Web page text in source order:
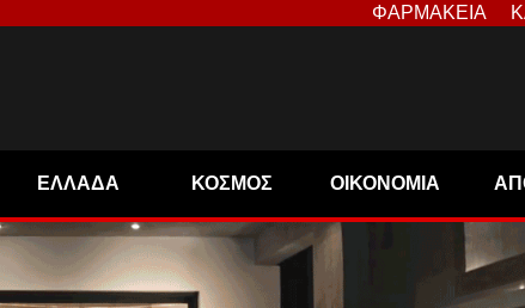
ΦΑΡΜΑΚΕΙΑ
ΕΛΛΑΔΑ ΚΟΣΜΟΣ ΟΙΚΟΝΟΜΙΑ